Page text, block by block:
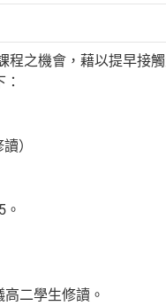
之機會，藉以提早接
）
二學生修讀。